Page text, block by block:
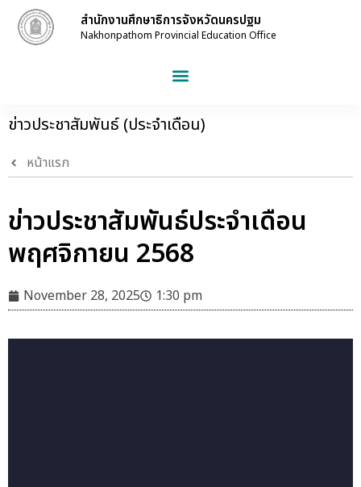
สำนักงานศึกษาธิการจังหวัดนครปฐม
Nakhonpathom Provincial Education Office
ข่าวประชาสัมพันธ์ (ประจำเดือน)
หน้าแรก
ข่าวประชาสัมพันธ์ประจำเดือน
พฤศจิกายน 2568
November 28, 2025 1:30 pm